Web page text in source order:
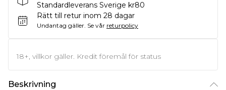
Standardleverans Sverige kr80
Rätt till retur inom 28 dagar
Undantag gäller. Se vår returpolicy
18+, villkor gäller. Kredit föremål för status
Beskrivning